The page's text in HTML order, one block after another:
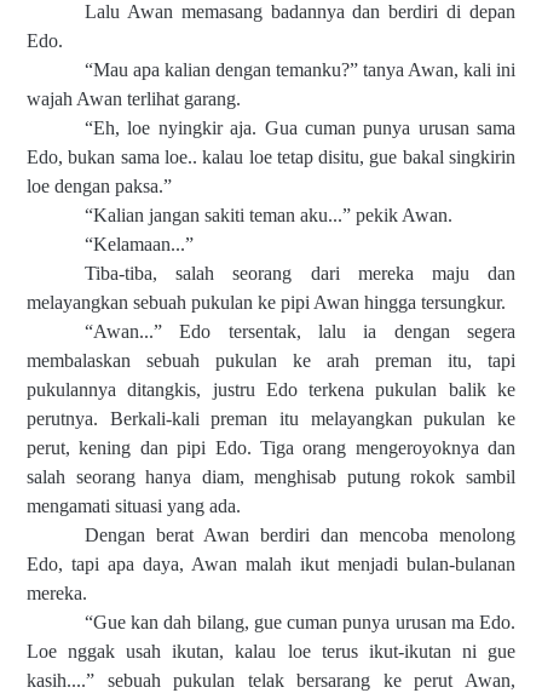
Lalu Awan memasang badannya dan berdiri di depan
Edo.
“Mau apa kalian dengan temanku?” tanya Awan, kali ini
wajah Awan terlihat garang.
“Eh, loe nyingkir aja. Gua cuman punya urusan sama
Edo, bukan sama loe.. kalau loe tetap disitu, gue bakal singkirin
loe dengan paksa.”
“Kalian jangan sakiti teman aku...” pekik Awan.
“Kelamaan...”
Tiba-tiba, salah seorang dari mereka maju dan
melayangkan sebuah pukulan ke pipi Awan hingga tersungkur.
“Awan...” Edo tersentak, lalu ia dengan segera
membalaskan sebuah pukulan ke arah preman itu, tapi
pukulannya ditangkis, justru Edo terkena pukulan balik ke
perutnya. Berkali-kali preman itu melayangkan pukulan ke
perut, kening dan pipi Edo. Tiga orang mengeroyoknya dan
salah seorang hanya diam, menghisab putung rokok sambil
mengamati situasi yang ada.
Dengan berat Awan berdiri dan mencoba menolong
Edo, tapi apa daya, Awan malah ikut menjadi bulan-bulanan
mereka.
“Gue kan dah bilang, gue cuman punya urusan ma Edo.
Loe nggak usah ikutan, kalau loe terus ikut-ikutan ni gue
kasih....” sebuah pukulan telak bersarang ke perut Awan,